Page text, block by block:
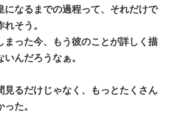
になるまでの過程って、それだけで
そう。
まった今、もう彼のことが詳しく描
んだろうなぁ。
見るだけじゃなく、もっとたくさん
た。